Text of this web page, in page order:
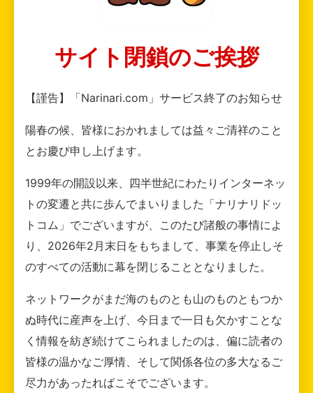
サイト閉鎖のご挨拶
【謹告】「Narinari.com」サービス終了のお知らせ
陽春の候、皆様におかれましては益々ご清祥のこと
とお慶び申し上げます。
1999年の開設以来、四半世紀にわたりインターネッ
トの変遷と共に歩んでまいりました「ナリナリドッ
トコム」でございますが、このたび諸般の事情によ
り、2026年2月末日をもちまして、事業を停止しそ
のすべての活動に幕を閉じることとなりました。
ネットワークがまだ海のものとも山のものともつか
ぬ時代に産声を上げ、今日まで一日も欠かすことな
く情報を紡ぎ続けてこられましたのは、偏に読者の
皆様の温かなご厚情、そして関係各位の多大なるご
尽力があったればこそでございます。